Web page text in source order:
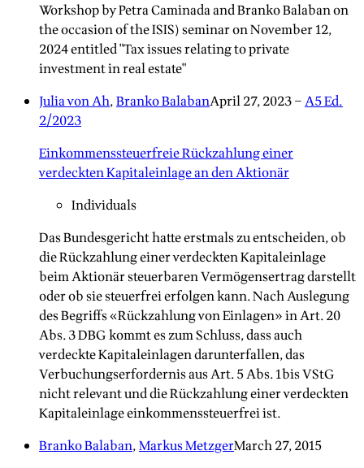
Workshop by Petra Caminada and Branko Balaban on
the occasion of the ISIS) seminar on November 12,
2024 entitled "Tax issues relating to private
investment in real estate"
Julia von Ah,Branko BalabanApril 27, 2023–A5 Ed.
2/2023
Einkommenssteuerfreie Rückzahlung einer
verdeckten Kapitaleinlage an den Aktionär
Individuals
Das Bundesgericht hatte erstmals zu entscheiden, ob
die Rückzahlung einer verdeckten Kapitaleinlage
beim Aktionär steuerbaren Vermögensertrag darstellt
oder ob sie steuerfrei erfolgen kann. Nach Auslegung
des Begriffs «Rückzahlung von Einlagen» in Art. 20
Abs. 3 DBG kommt es zum Schluss, dass auch
verdeckte Kapitaleinlagen darunterfallen, das
Verbuchungserfordernis aus Art. 5 Abs. 1bis VStG
nicht relevant und die Rückzahlung einer verdeckten
Kapitaleinlage einkommenssteuerfrei ist.
Branko Balaban,Markus MetzgerMarch 27, 2015